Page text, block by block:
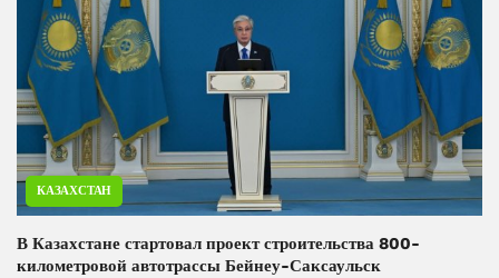
КАЗАХСТАН
В Казахстане стартовал проект строительства 800-
километровой автотрассы Бейнеу-Саксаульск